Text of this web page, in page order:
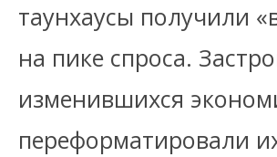
таунхаусы получили
на пике спроса.
изменившихся
переформатировали